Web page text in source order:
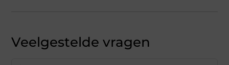
Veelgestelde vragen